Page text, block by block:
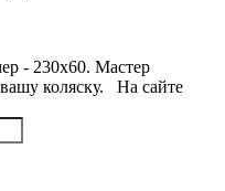
- 230х60. Мастер
коляску. На сайте